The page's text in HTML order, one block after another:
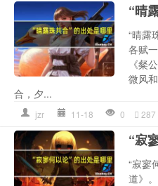
“晴
“晴露
各赋
《粲
微风
合，夕...
jzr 11-18 0 287
“寂
“寂寥
道》